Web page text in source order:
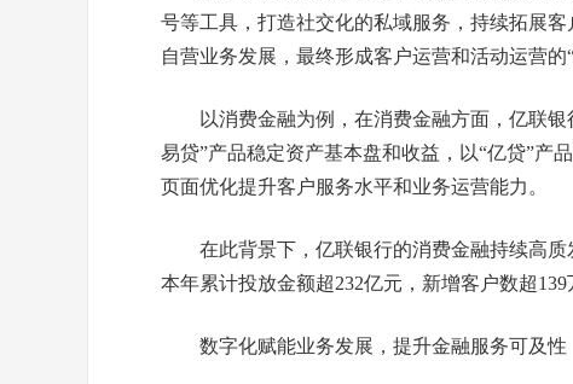
号等工具，打造社交化的私域服务，持续拓展
自营业务发展，最终形成客户运营和活动运营
以消费金融为例，在消费金融方面，亿联
易贷”产品稳定资产基本盘和收益，以“亿贷”产
页面优化提升客户服务水平和业务运营能力。
在此背景下，亿联银行的消费金融持续高质
本年累计投放金额超232亿元，新增客户数超139
数字化赋能业务发展，提升金融服务可及性